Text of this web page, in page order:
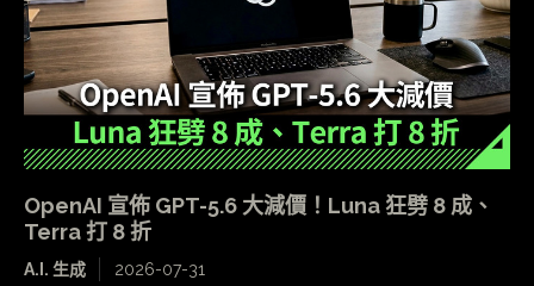
OpenAI 宣佈 GPT-5.6 大減價！Luna 狂劈 8 成、
Terra 打 8 折
A.I. 生成 2026-07-31